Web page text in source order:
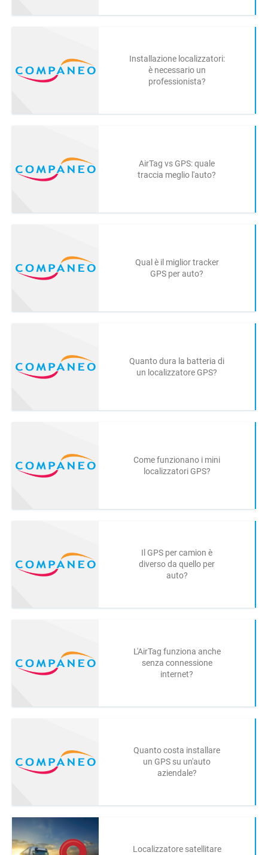
Installazione localizzatori:
è necessario un
professionista?
AirTag vs GPS: quale
traccia meglio l'auto?
Qual è il miglior tracker
GPS per auto?
Quanto dura la batteria di
un localizzatore GPS?
Come funzionano i mini
localizzatori GPS?
Il GPS per camion è
diverso da quello per
auto?
L'AirTag funziona anche
senza connessione
internet?
Quanto costa installare
un GPS su un'auto
aziendale?
Localizzatore satellitare